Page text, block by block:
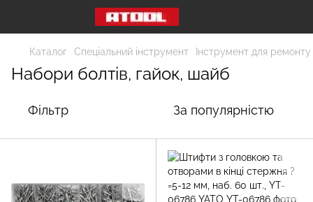
Каталог Спеціальний інструмент Інструмент для ремонту
Набори болтів, гайок, шайб
Фільтр За популярністю